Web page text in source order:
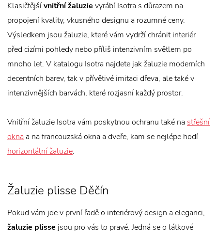
Klasičtějšívnitřní žaluzie vyrábí Isotra s důrazem na
propojení kvality, vkusného designu a rozumné ceny.
Výsledkem jsou žaluzie, které vám vydrží chránit interiér
před cizími pohledy nebo příliš intenzivním světlem po
mnoho let. V katalogu Isotra najdete jak žaluzie moderních
decentních barev, tak v přívětivé imitaci dřeva, ale také v
intenzivnějších barvách, které rozjasní každý prostor.
Vnitřní žaluzie Isotra vám poskytnou ochranu také na střešní
okna a na francouzská okna a dveře, kam se nejlépe hodí
horizontální žaluzie.
Žaluzie plisse Děčín
Pokud vám jde v první řadě o interiérový design a eleganci,
žaluzie plisse jsou pro vás to pravé. Jedná se o látkové